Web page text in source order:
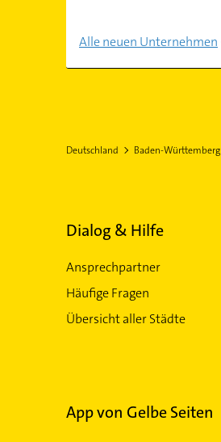
Alle neuen Unternehmen
Deutschland Baden-Württemberg
Dialog & Hilfe
Ansprechpartner
Häufige Fragen
Übersicht aller Städte
App von Gelbe Seiten